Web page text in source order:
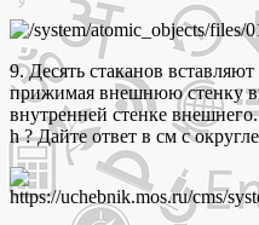
9. Десять стаканов
прижимая внешнюю стенку
внутренней стенке
h ? Дайте ответ в см с